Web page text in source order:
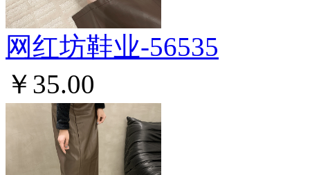
网红坊鞋业-56535
￥35.00